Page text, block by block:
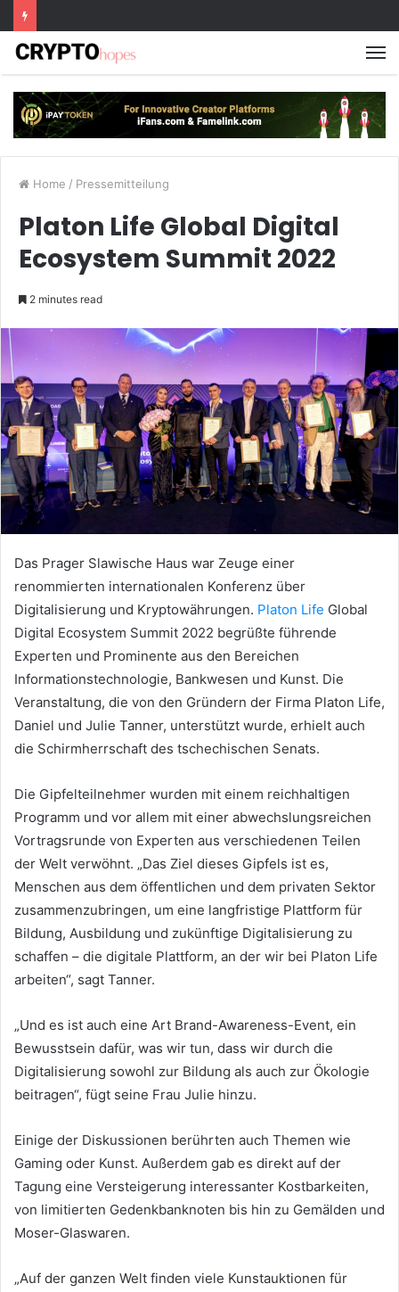
Home / Pressemitteilung
Platon Life Global Digital
Ecosystem Summit 2022
2 minutes read
Das Prager Slawische Haus war Zeuge einer
renommierten internationalen Konferenz über
Digitalisierung und Kryptowährungen. Platon Life Global
Digital Ecosystem Summit 2022 begrüßte führende
Experten und Prominente aus den Bereichen
Informationstechnologie, Bankwesen und Kunst. Die
Veranstaltung, die von den Gründern der Firma Platon Life,
Daniel und Julie Tanner, unterstützt wurde, erhielt auch
die Schirmherrschaft des tschechischen Senats.
Die Gipfelteilnehmer wurden mit einem reichhaltigen
Programm und vor allem mit einer abwechslungsreichen
Vortragsrunde von Experten aus verschiedenen Teilen
der Welt verwöhnt. „Das Ziel dieses Gipfels ist es,
Menschen aus dem öffentlichen und dem privaten Sektor
zusammenzubringen, um eine langfristige Plattform für
Bildung, Ausbildung und zukünftige Digitalisierung zu
schaffen – die digitale Plattform, an der wir bei Platon Life
arbeiten“, sagt Tanner.
„Und es ist auch eine Art Brand-Awareness-Event, ein
Bewusstsein dafür, was wir tun, dass wir durch die
Digitalisierung sowohl zur Bildung als auch zur Ökologie
beitragen“, fügt seine Frau Julie hinzu.
Einige der Diskussionen berührten auch Themen wie
Gaming oder Kunst. Außerdem gab es direkt auf der
Tagung eine Versteigerung interessanter Kostbarkeiten,
von limitierten Gedenkbanknoten bis hin zu Gemälden und
Moser-Glaswaren.
„Auf der ganzen Welt finden viele Kunstauktionen für